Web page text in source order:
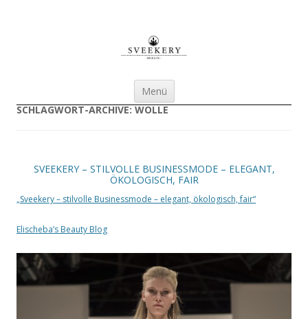
Businessmode für Damen
Menü
Zum Inhalt springen
SCHLAGWORT-ARCHIVE:WOLLE
SVEEKERY – STILVOLLE BUSINESSMODE – ELEGANT,
ÖKOLOGISCH, FAIR
„Sveekery – stilvolle Businessmode – elegant, ökologisch, fair“
Elischeba’s Beauty Blog